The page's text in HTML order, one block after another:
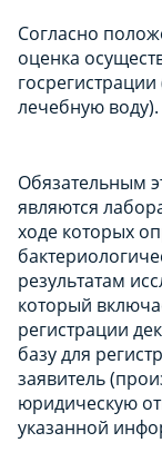
Согласно
оценка
лечебную воду).
Обязательным
являются
ходе которых
результатам
который
регистрации
базу для
заявитель
юридическую
указанной